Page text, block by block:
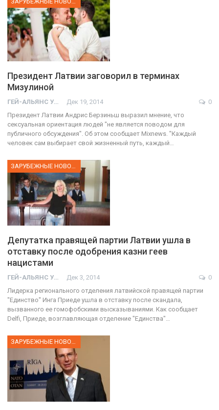
Президент Латвии заговорил в терминах
Мизулиной
ГЕЙ-АЛЬЯНС УКРАИНА Дек 19, 2014
0
Президент Латвии Андрис Берзиньш выразил мнение, что
сексуальная ориентация людей "не является поводом для
публичного обсуждения". Об этом сообщает Mixnews. "Каждый
человек сам выбирает свой жизненный путь, каждый…
Депутатка правящей партии Латвии ушла в
отставку после одобрения казни геев
нацистами
ГЕЙ-АЛЬЯНС УКРАИНА Дек 3, 2014
0
Лидерка регионального отделения латвийской правящей партии
"Единство" Инга Приеде ушла в отставку после скандала,
вызванного ее гомофобскими высказываниями. Как сообщает
Delfi, Приеде, возглавляющая отделение "Единства"…
ЗАРУБЕЖНЫЕ НОВОСТИ